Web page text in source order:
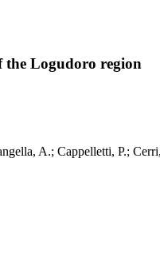
Logudoro region
A.; Cappelletti, P.;